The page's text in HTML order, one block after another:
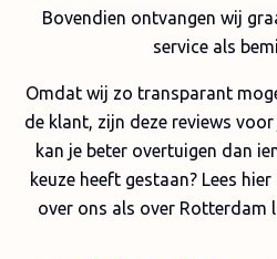
Bovendien ontvangen wij
service als
Omdat wij zo transparant
de klant, zijn deze reviews
kan je beter overtuigen dan
keuze heeft gestaan? Lees
over ons als over Rotterdam